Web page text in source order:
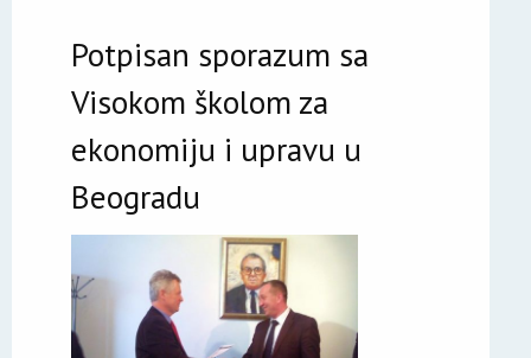
Potpisan sporazum sa
Visokom školom za
ekonomiju i upravu u
Beogradu